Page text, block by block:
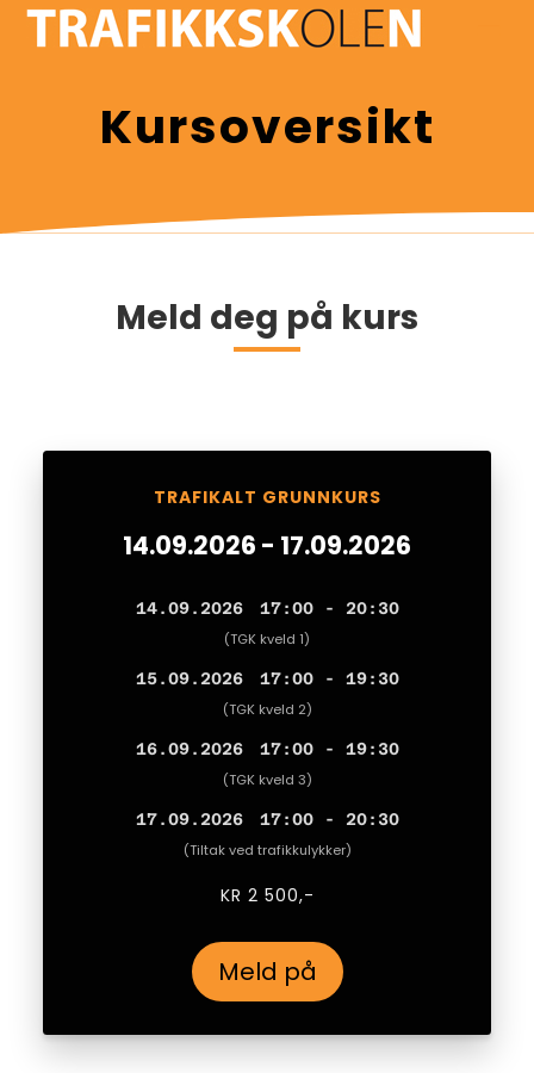
Kursoversikt
Meld deg på kurs
TRAFIKALT GRUNNKURS
14.09.2026 - 17.09.2026
14.09.2026
17:00 - 20:30
TGK kveld 1
15.09.2026
17:00 - 19:30
TGK kveld 2
16.09.2026
17:00 - 19:30
TGK kveld 3
17.09.2026
17:00 - 20:30
Tiltak ved trafikkulykker
KR 2 500,-
Meld på